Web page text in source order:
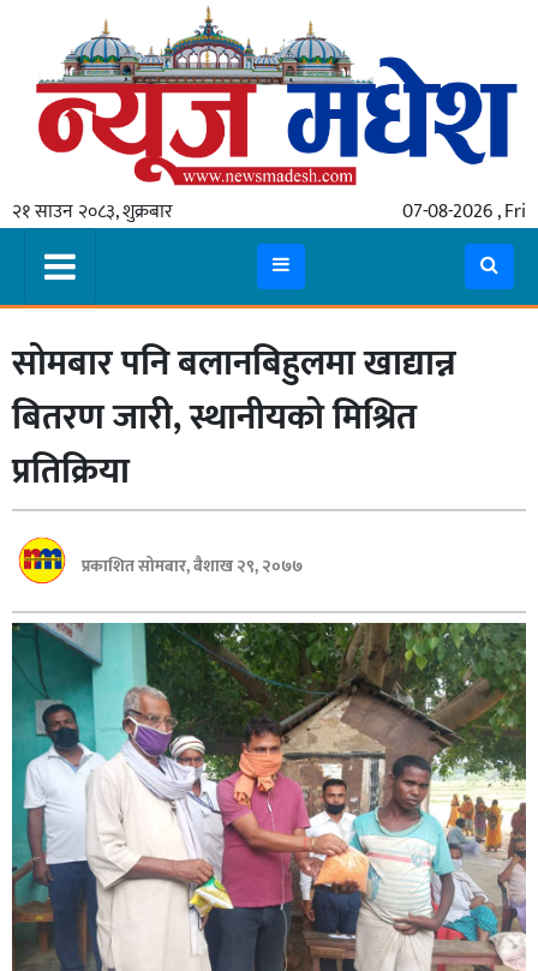
२१ साउन २०८३, शुक्रबार 07-08-2026 , Fri
गृहपृष्ठ
स्थानीय
प्रदेश
मधेश
प्रदेश
लुम्बिनी
बागमती
सुदूरपश्चिम
मधेश
विशेष
राजनीति
प्रमुख
समाचार
राष्ट्रिय
अन्तराष्ट्रिय
सोमबार पनि बलानबिहुलमा खाद्यान्न
बितरण जारी, स्थानीयको मिश्रित
प्रतिक्रिया
प्रकाशित सोमबार, बैशाख २९, २०७७